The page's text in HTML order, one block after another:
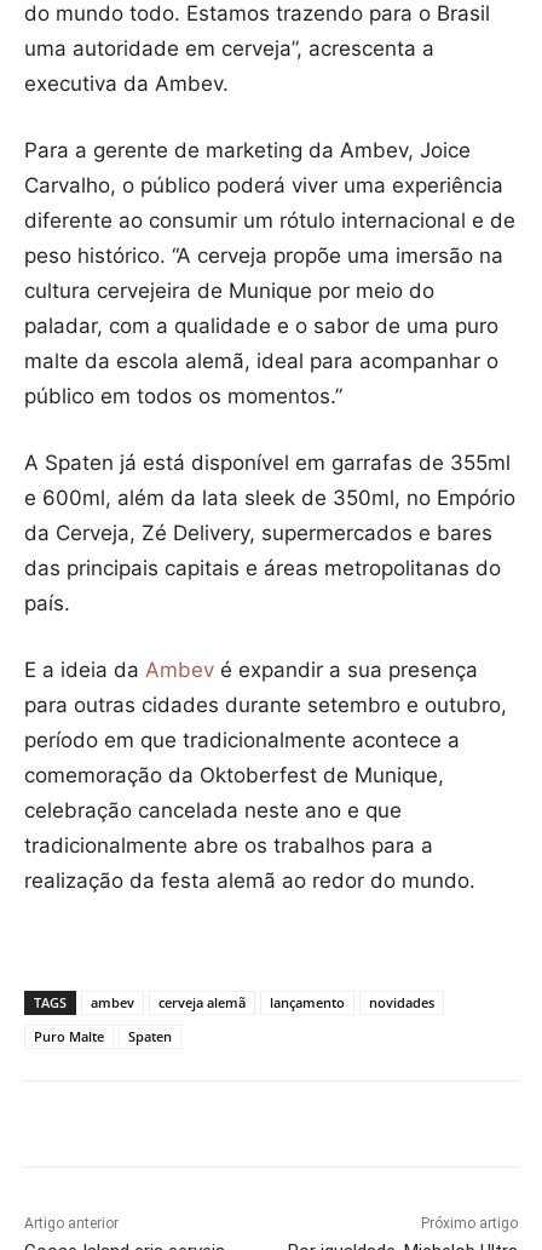
do mundo todo. Estamos trazendo para o Brasil
uma autoridade em cerveja”, acrescenta a
executiva da Ambev.
Para a gerente de marketing da Ambev, Joice
Carvalho, o público poderá viver uma experiência
diferente ao consumir um rótulo internacional e de
peso histórico. “A cerveja propõe uma imersão na
cultura cervejeira de Munique por meio do
paladar, com a qualidade e o sabor de uma puro
malte da escola alemã, ideal para acompanhar o
público em todos os momentos.”
A Spaten já está disponível em garrafas de 355ml
e 600ml, além da lata sleek de 350ml, no Empório
da Cerveja, Zé Delivery, supermercados e bares
das principais capitais e áreas metropolitanas do
país.
E a ideia da Ambev é expandir a sua presença
para outras cidades durante setembro e outubro,
período em que tradicionalmente acontece a
comemoração da Oktoberfest de Munique,
celebração cancelada neste ano e que
tradicionalmente abre os trabalhos para a
realização da festa alemã ao redor do mundo.
TAGS ambev cerveja alemã lançamento
novidades
Puro Malte
Spaten
Artigo anterior Próximo artigo